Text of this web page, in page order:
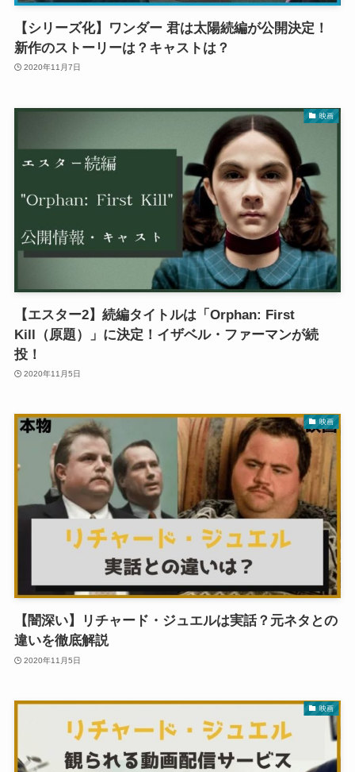
【シリーズ化】ワンダー 君は太陽続編が公開決定！
新作のストーリーは？キャストは？
2020年11月7日
映画
【エスター2】続編タイトルは「Orphan: First
Kill（原題）」に決定！イザベル・ファーマンが続
投！
2020年11月5日
映画
【闇深い】リチャード・ジュエルは実話？元ネタとの
違いを徹底解説
2020年11月5日
映画